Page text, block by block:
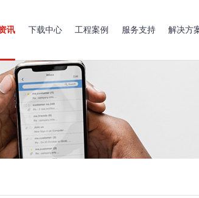
讯 下载中心 工程案例 服务支持 解决方